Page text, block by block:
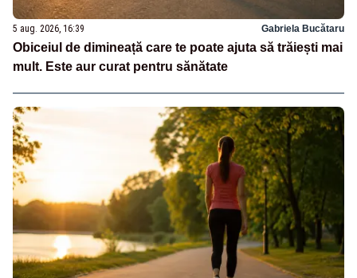
5 aug. 2026, 16:39 Gabriela Bucătaru
Obiceiul de dimineață care te poate ajuta să trăiești mai
mult. Este aur curat pentru sănătate